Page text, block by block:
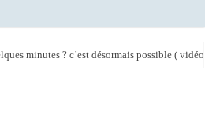
avec une touche Marocaine ( photos )